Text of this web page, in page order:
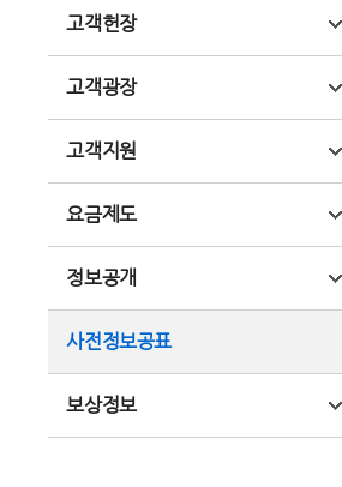
고객헌장
고객광장
고객지원
요금제도
정보공개
사전정보공표
보상정보